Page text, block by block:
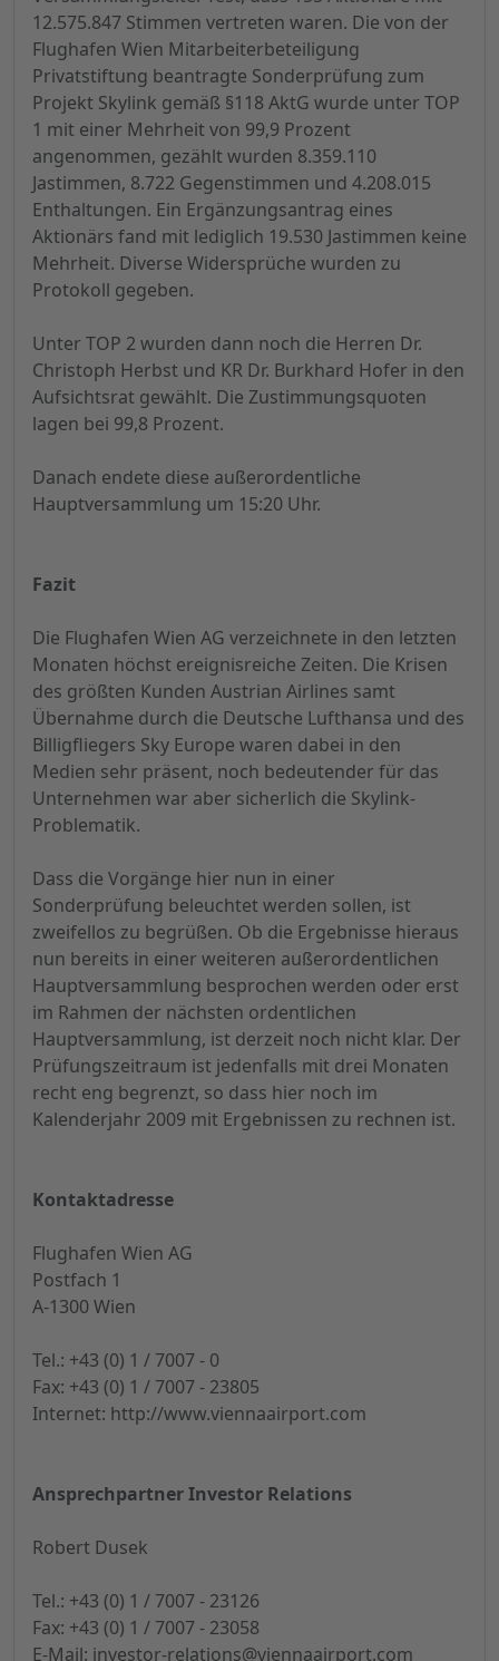
12.575.847 Stimmen vertreten waren. Die von der
Flughafen Wien Mitarbeiterbeteiligung
Privatstiftung beantragte Sonderprüfung zum
Projekt Skylink gemäß §118 AktG wurde unter TOP
1 mit einer Mehrheit von 99,9 Prozent
angenommen, gezählt wurden 8.359.110
Jastimmen, 8.722 Gegenstimmen und 4.208.015
Enthaltungen. Ein Ergänzungsantrag eines
Aktionärs fand mit lediglich 19.530 Jastimmen keine
Mehrheit. Diverse Widersprüche wurden zu
Protokoll gegeben.
Unter TOP 2 wurden dann noch die Herren Dr.
Christoph Herbst und KR Dr. Burkhard Hofer in den
Aufsichtsrat gewählt. Die Zustimmungsquoten
lagen bei 99,8 Prozent.
Danach endete diese außerordentliche
Hauptversammlung um 15:20 Uhr.
Fazit
Die Flughafen Wien AG verzeichnete in den letzten
Monaten höchst ereignisreiche Zeiten. Die Krisen
des größten Kunden Austrian Airlines samt
Übernahme durch die Deutsche Lufthansa und des
Billigfliegers Sky Europe waren dabei in den
Medien sehr präsent, noch bedeutender für das
Unternehmen war aber sicherlich die Skylink-
Problematik.
Dass die Vorgänge hier nun in einer
Sonderprüfung beleuchtet werden sollen, ist
zweifellos zu begrüßen. Ob die Ergebnisse hieraus
nun bereits in einer weiteren außerordentlichen
Hauptversammlung besprochen werden oder erst
im Rahmen der nächsten ordentlichen
Hauptversammlung, ist derzeit noch nicht klar. Der
Prüfungszeitraum ist jedenfalls mit drei Monaten
recht eng begrenzt, so dass hier noch im
Kalenderjahr 2009 mit Ergebnissen zu rechnen ist.
Kontaktadresse
Flughafen Wien AG
Postfach 1
A-1300 Wien
Tel.: +43 (0) 1 / 7007 - 0
Fax: +43 (0) 1 / 7007 - 23805
Internet: http://www.viennaairport.com
Ansprechpartner Investor Relations
Robert Dusek
Tel.: +43 (0) 1 / 7007 - 23126
Fax: +43 (0) 1 / 7007 - 23058
E-Mail: investor-relations@viennaairport.com